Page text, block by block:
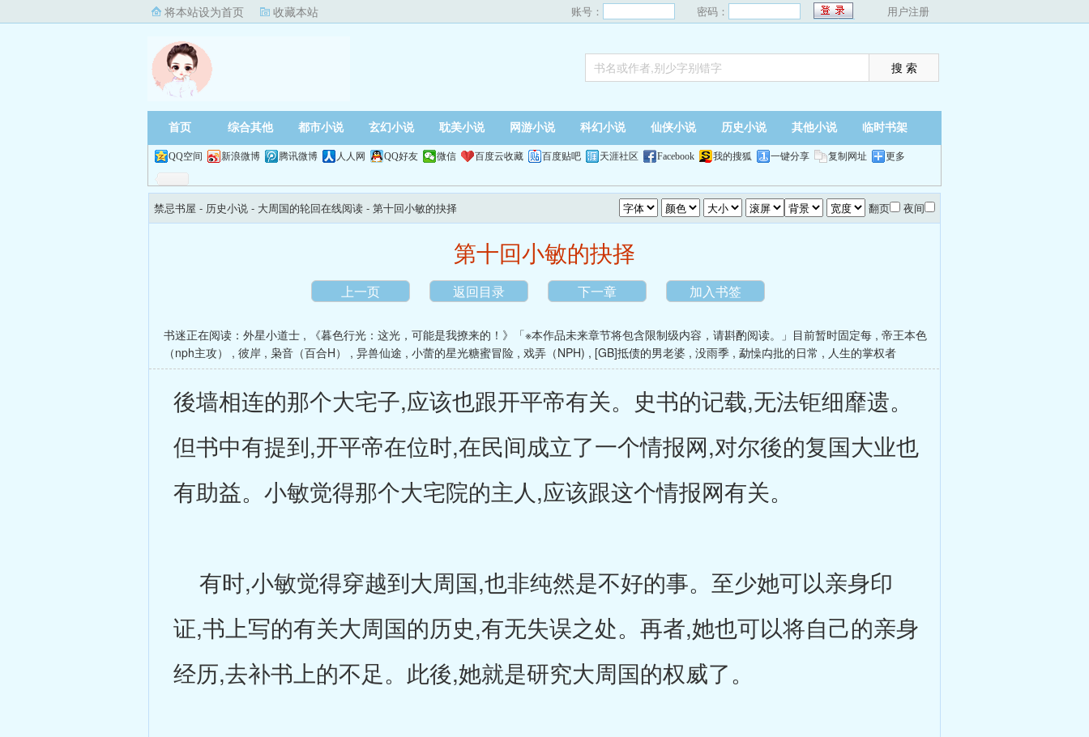
将本站设为首页 收藏本站 账号： 密码： 用户注册
首页 综合其他 都市小说 玄幻小说 耽美小说 网游小说 科幻小说 仙侠小说 历史小说 其他小说 临时书架
QQ空间 新浪微博 腾讯微博 人人网 QQ好友 微信 百度云收藏 百度贴吧 天涯社区 Facebook 我的搜狐 一键分享 复制网址 更多
禁忌书屋 - 历史小说 - 大周国的轮回在线阅读 - 第十回小敏的抉择 翻页 夜间
第十回小敏的抉择
上一页 返回目录 下一章 加入书签
书迷正在阅读： 外星小道士 , 《暮色行光：这光，可能是我撩来的！》「※本作品未来章节将包含限制级内容，请斟酌阅读。」目前暂时固定每 , 帝王本色
（nph主攻）
, 彼岸 , 枭音（百合H） , 异兽仙途 , 小蕾的星光糖蜜冒险 , 戏弄（NPH) , [GB]抵债的男老婆 , 没雨季 , 勐懆禸批的日常 , 人生的掌权者
後墙相连的那个大宅子,应该也跟开平帝有关。史书的记载,无法钜细靡遗。
但书中有提到,开平帝在位时,在民间成立了一个情报网,对尔後的复国大业也
有助益。小敏觉得那个大宅院的主人,应该跟这个情报网有关。
有时,小敏觉得穿越到大周国,也非纯然是不好的事。至少她可以亲身印
证,书上写的有关大周国的历史,有无失误之处。再者,她也可以将自己的亲身
经历,去补书上的不足。此後,她就是研究大周国的权威了。